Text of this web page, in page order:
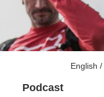
English /
Podcast